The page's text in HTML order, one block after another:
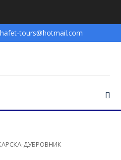
hafet-tours@hotmail.com
ДУБРОВНИК